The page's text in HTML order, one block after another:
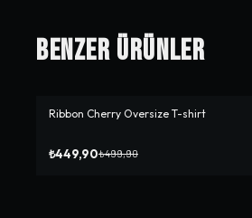
Benzer Ürünler
-%10
Ribbon Cherry Oversize T-shirt
₺449,90₺499,90